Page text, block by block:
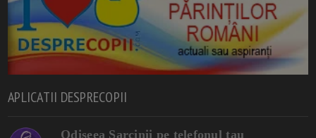
APLICATII DESPRECOPII
Odiseea Sarcinii pe telefonul tau